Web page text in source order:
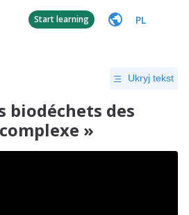
Start learning PL
Ukryj tekst
biodéchets des
»